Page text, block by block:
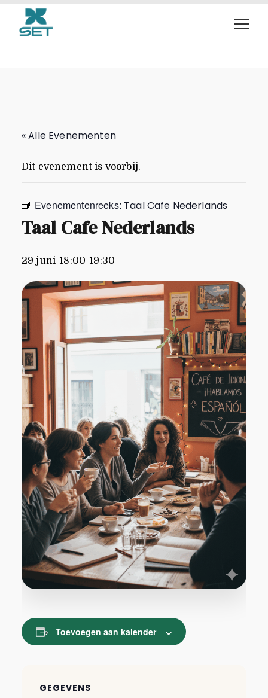
Taal Cafe Nederlands
« Alle Evenementen
Dit evenement is voorbij.
Evenementenreeks: Taal Cafe Nederlands
Taal Cafe Nederlands
29 juni-18:00-19:30
Toevoegen aan kalender
GEGEVENS